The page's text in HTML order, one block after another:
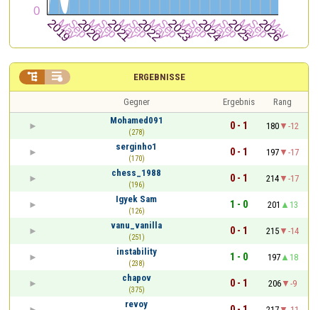
ERGEBNISSE
 
Gegner Ergebnis
Rang
Mohamed091
(278)
0 - 1 180
-12
serginho1
(170)
0 - 1 197
-17
chess_1988
(196)
0 - 1 214
-17
Igyek Sam
(126)
1 - 0 201
13
vanu_vanilla
(251)
0 - 1 215
-14
instability
(238)
1 - 0 197
18
chapov
(375)
0 - 1 206
-9
revoy